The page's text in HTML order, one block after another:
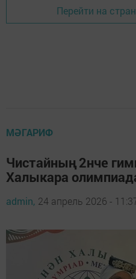
Перейти на
МӘГАРИФ
Чистайның 2нче
Халыкара
admin, 24 апрель 2026 -